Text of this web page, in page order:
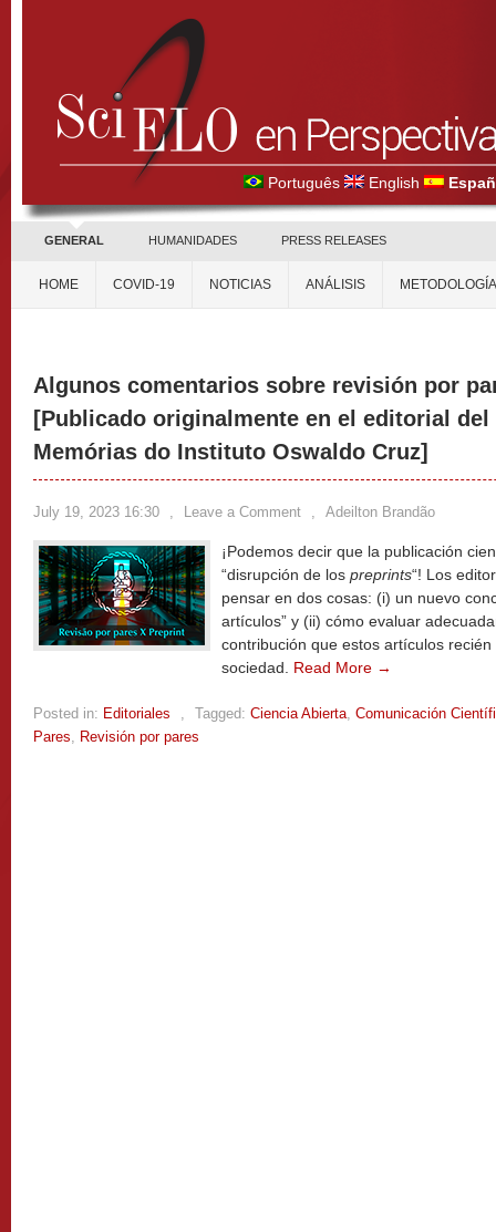
Português English
GENERAL HUMANIDADES PRESS RELEASES
HOME COVID-19 NOTICIAS ANÁLISIS METODOLOGÍA
Algunos comentarios sobre revisión por
[Publicado originalmente en el editorial del
Memórias do Instituto Oswaldo Cruz]
July 19, 2023 16:30 , Leave a Comment , Adeilton Brandão
¡Podemos decir que la publicación
“disrupción de los preprints“! Los
pensar en dos cosas: (i) un nuevo
artículos” y (ii) cómo evaluar
contribución que estos artículos
sociedad. Read More →
Posted in: Editoriales , Tagged: Ciencia Abierta, Comunicación
Pares, Revisión por pares